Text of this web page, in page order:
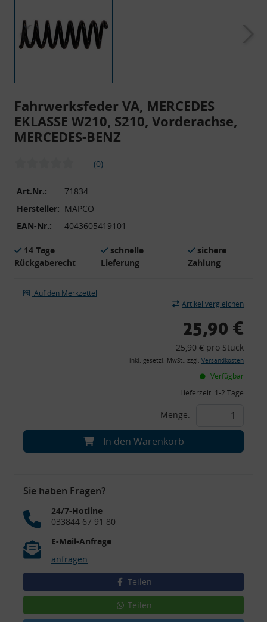
Fahrwerksfeder VA, MERCEDES
EKLASSE W210, S210, Vorderachse,
MERCEDES-BENZ
(0)
Art.Nr.:
71834
Hersteller: MAPCO
EAN-Nr.:
4043605419101
14 Tage
Rückgaberecht
schnelle
Lieferung
sichere
Zahlung
Auf den Merkzettel
Artikel vergleichen
25,90 €
25,90 € pro Stück
inkl. gesetzl. MwSt., zzgl. Versandkosten
Verfügbar
Lieferzeit: 1-2 Tage
Menge:
In den Warenkorb
Sie haben Fragen?
24/7-Hotline
033844 67 91 80
E-Mail-Anfrage
anfragen
Teilen
Teilen